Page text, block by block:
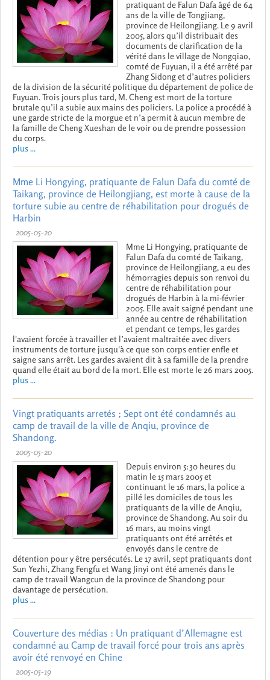
pratiquant de Falun Dafa âgé de 64
ans de la ville de Tongjiang,
province de Heilongjiang. Le 9 avril
2005, alors qu’il distribuait des
documents de clarification de la
vérité dans le village de Nongqiao,
comté de Fuyuan, il a été arrêté par
Zhang Sidong et d’autres policiers
de la division de la sécurité politique du département de police de
Fuyuan. Trois jours plus tard, M. Cheng est mort de la torture
brutale qu’il a subie aux mains des policiers. La police a procédé à
une garde stricte de la morgue et n’a permit à aucun membre de
la famille de Cheng Xueshan de le voir ou de prendre possession
du corps.
plus ...
Mme Li Hongying, pratiquante de Falun Dafa du comté de
Taikang, province de Heilongjiang, est morte à cause de la
torture subie au centre de réhabilitation pour drogués de
Harbin
2005-05-20
Mme Li Hongying, pratiquante de
Falun Dafa du comté de Taikang,
province de Heilongjiang, a eu des
hémorragies depuis son renvoi du
centre de réhabilitation pour
drogués de Harbin à la mi-février
2005. Elle avait saigné pendant une
année au centre de réhabilitation
et pendant ce temps, les gardes
l'avaient forcée à travailler et l’avaient maltraitée avec divers
instruments de torture jusqu'à ce que son corps entier enfle et
saigne sans arrêt. Les gardes avaient dit à sa famille de la prendre
quand elle était au bord de la mort. Elle est morte le 26 mars 2005.
plus ...
Vingt pratiquants arretés ; Sept ont été condamnés au
camp de travail de la ville de Anqiu, province de
Shandong.
2005-05-20
Depuis environ 5:30 heures du
matin le 15 mars 2005 et
continuant le 16 mars, la police a
pillé les domiciles de tous les
pratiquants de la ville de Anqiu,
province de Shandong. Au soir du
16 mars, au moins vingt
pratiquants ont été arrêtés et
envoyés dans le centre de
détention pour y être persécutés. Le 17 avril, sept pratiquants dont
Sun Yezhi, Zhang Fengfu et Wang Jinyi ont été amenés dans le
camp de travail Wangcun de la province de Shandong pour
davantage de persécution.
plus ...
Couverture des médias : Un pratiquant d’Allemagne est
condamné au Camp de travail forcé pour trois ans après
avoir été renvoyé en Chine
2005-05-19